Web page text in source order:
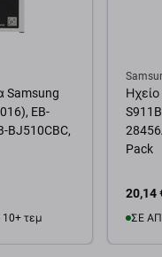
Samsung
EB-
BJ510CBC,
τεμ
Ηχείο
Pack
20,14
ΣΕ